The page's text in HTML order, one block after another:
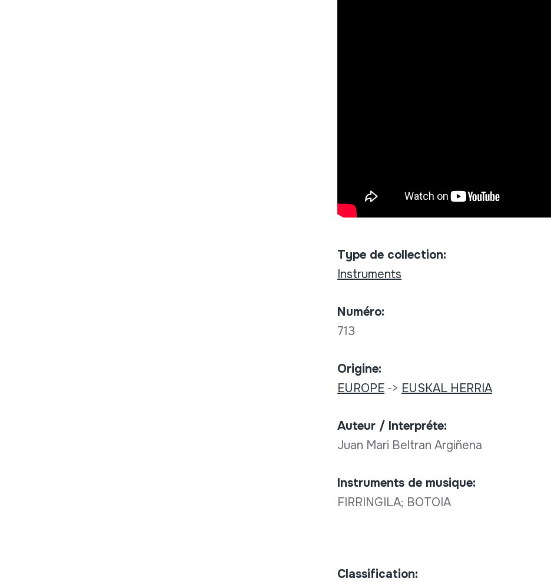
Type de collection:
Instruments
Numéro:
713
Origine:
EUROPE-> EUSKAL HERRIA
Auteur / Interpréte:
Juan Mari Beltran Argiñena
Instruments de musique:
FIRRINGILA; BOTOIA
Classification: